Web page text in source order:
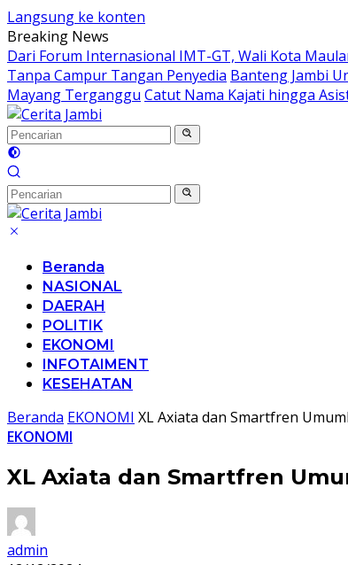
Langsung ke konten
Breaking News
Dari Forum Internasional IMT-GT, Wali Kota
Tanpa Campur Tangan Penyedia Banteng Jambi
Mayang Terganggu Catut Nama Kajati hingga
Beranda
NASIONAL
DAERAH
POLITIK
EKONOMI
INFOTAIMENT
KESEHATAN
Beranda EKONOMI XL Axiata dan Smartfren
EKONOMI
XL Axiata dan Smartfren
admin